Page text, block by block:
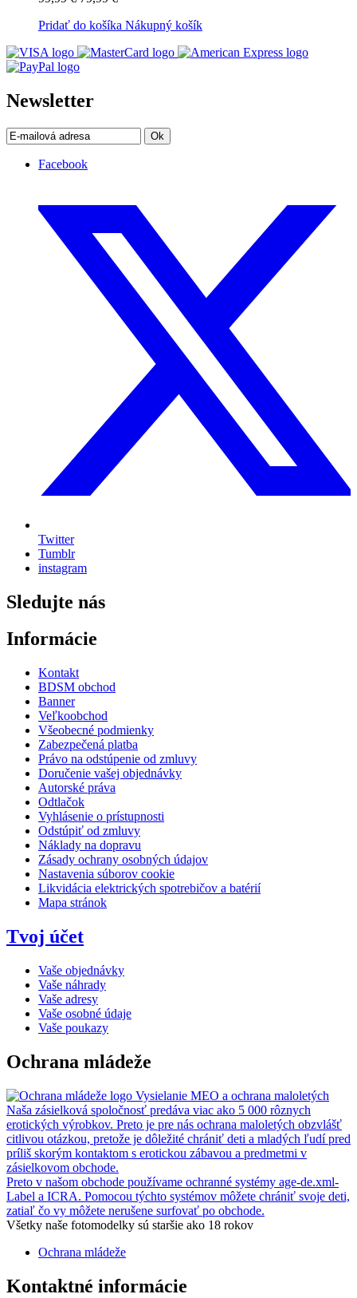
Pridať do košíka Nákupný košík
Newsletter
Ok
Facebook
Twitter
Tumblr
instagram
Sledujte nás
Informácie
Kontakt
BDSM obchod
Banner
Veľkoobchod
Všeobecné podmienky
Zabezpečená platba
Právo na odstúpenie od zmluvy
Doručenie vašej objednávky
Autorské práva
Odtlačok
Vyhlásenie o prístupnosti
Odstúpiť od zmluvy
Náklady na dopravu
Zásady ochrany osobných údajov
Nastavenia súborov cookie
Likvidácia elektrických spotrebičov a batérií
Mapa stránok
Tvoj účet
Vaše objednávky
Vaše náhrady
Vaše adresy
Vaše osobné údaje
Vaše poukazy
Ochrana mládeže
Vysielanie MEO a ochrana maloletých
Naša zásielková spoločnosť predáva viac ako 5 000 rôznych
erotických výrobkov. Preto je pre nás ochrana maloletých obzvlášť
citlivou otázkou, pretože je dôležité chrániť deti a mladých ľudí pred
príliš skorým kontaktom s erotickou zábavou a predmetmi v
zásielkovom obchode.
Preto v našom obchode používame ochranné systémy age-de.xml-
Label a ICRA. Pomocou týchto systémov môžete chrániť svoje deti,
zatiaľ čo vy môžete nerušene surfovať po obchode.
Všetky naše fotomodelky sú staršie ako 18 rokov
Ochrana mládeže
Kontaktné informácie